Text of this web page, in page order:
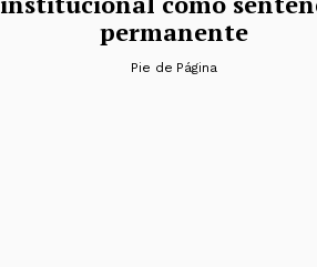
permanente
Pie de Página